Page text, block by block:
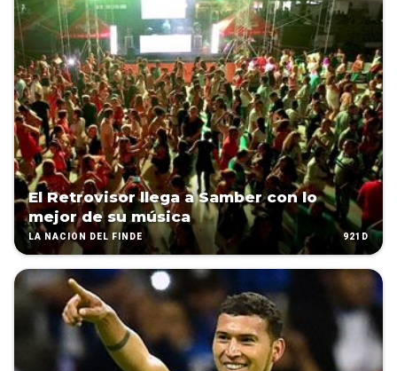
El Retrovisor llega a Samber con lo
mejor de su música
LA NACIÓN DEL FINDE 921D